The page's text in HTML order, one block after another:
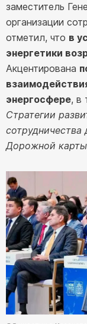
заместитель
организации
отметил, что в
энергетики
Акцентирована
энергосфере, в
Стратегии
сотрудничества
Дорожной